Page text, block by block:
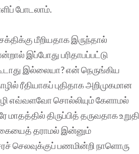
போடலாம்.
மீறியதாக இருந்தால்
இப்போது பரிதாபப்பட்டு
இல்லையா? என் நெருங்கிய
ரீதியாகப் புதிதாக அறிமுகமான
எவ்வளவோ சொல்லியும் கேளாமல்
திருப்பித் தருவதாக உறுதி
தராமல் இன்னும்
செலவுக்குப் பணமின்றி நாளொரு